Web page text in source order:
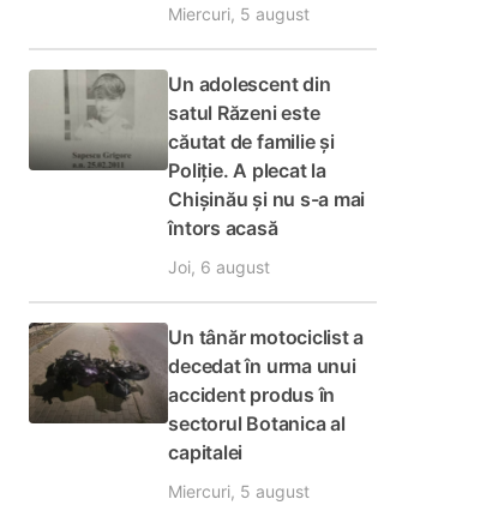
Miercuri, 5 august
Un adolescent din
satul Răzeni este
căutat de familie și
Poliție. A plecat la
Chișinău și nu s-a mai
întors acasă
Joi, 6 august
Un tânăr motociclist a
decedat în urma unui
accident produs în
sectorul Botanica al
capitalei
Miercuri, 5 august